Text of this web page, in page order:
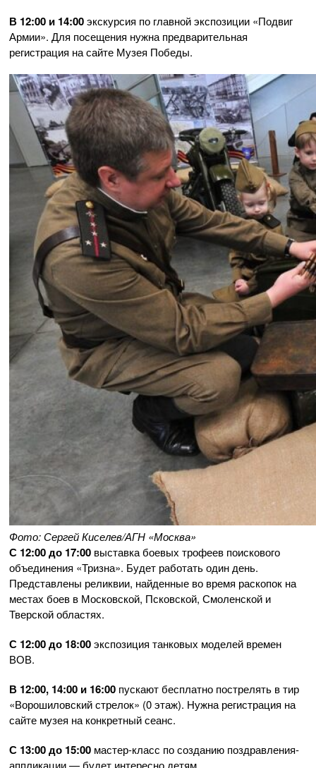
В 12:00 и 14:00экскурсия по главной экспозиции «Подвиг
Армии». Для посещения нужна предварительная
регистрация на сайте Музея Победы.
Фото: Сергей Киселев/АГН «Москва»
С 12:00 до 17:00 выставка боевых трофеев поискового
объединения «Тризна». Будет работать один день.
Представлены реликвии, найденные во время раскопок на
местах боев в Московской, Псковской, Смоленской и
Тверской областях.
С 12:00 до 18:00экспозиция танковых моделей времен
ВОВ.
В 12:00, 14:00 и 16:00 пускают бесплатно пострелять в тир
«Ворошиловский стрелок» (0 этаж). Нужна регистрация на
сайте музея на конкретный сеанс.
С 13:00 до 15:00 мастер-класс по созданию поздравления-
аппликации — будет интересно детям.